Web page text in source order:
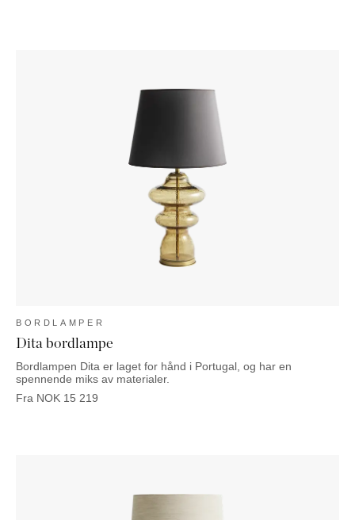
BORDLAMPER
Dita bordlampe
Bordlampen Dita er laget for hånd i Portugal, og har en
spennende miks av materialer.
Fra NOK 15 219